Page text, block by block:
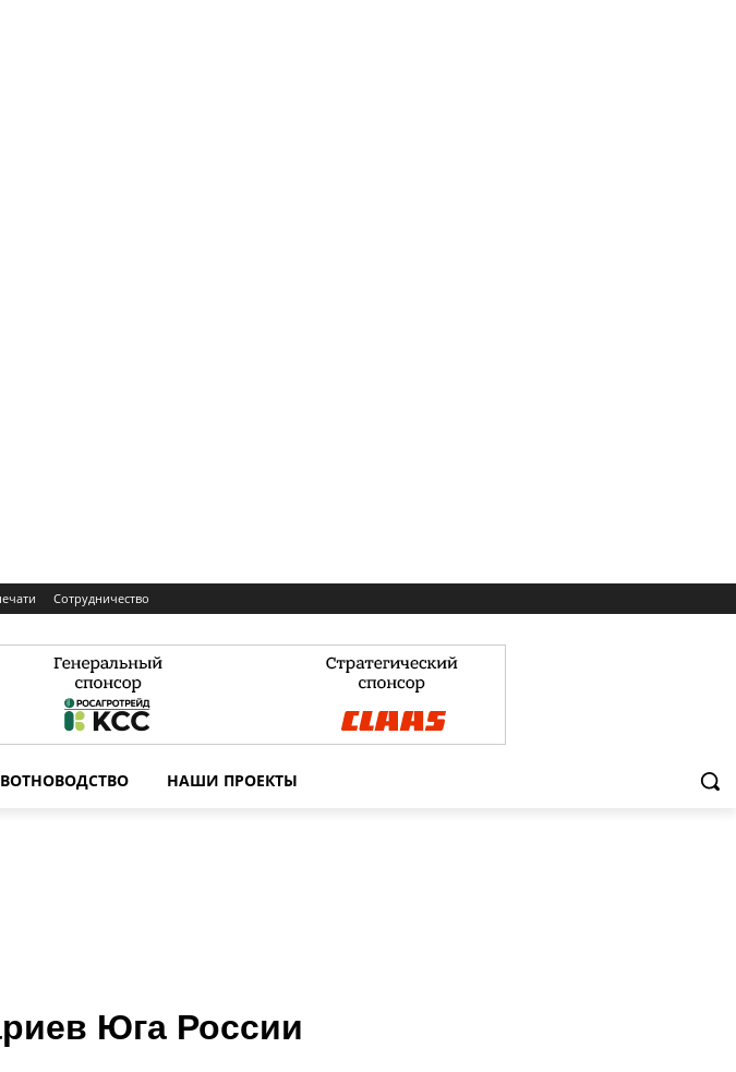
Сотрудничество
НАШИ ПРОЕКТЫ
Юга России